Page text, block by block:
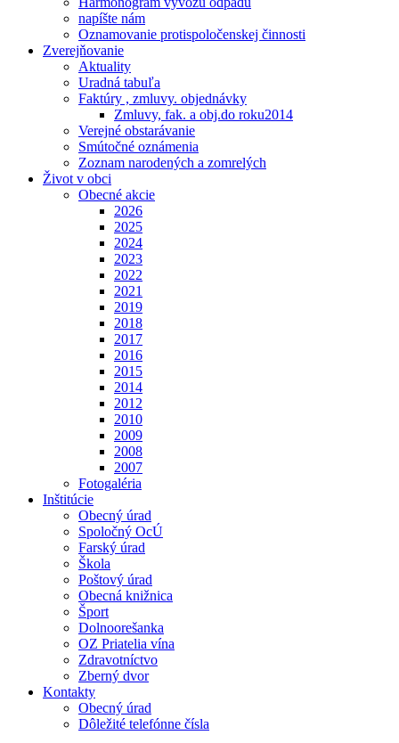
napíšte nám
Oznamovanie protispoločenskej činnosti
Zverejňovanie
Aktuality
Uradná tabuľa
Faktúry , zmluvy. objednávky
Zmluvy, fak. a obj.do roku2014
Verejné obstarávanie
Smútočné oznámenia
Zoznam narodených a zomrelých
Život v obci
Obecné akcie
2026
2025
2024
2023
2022
2021
2019
2018
2017
2016
2015
2014
2012
2010
2009
2008
2007
Fotogaléria
Inštitúcie
Obecný úrad
Spoločný OcÚ
Farský úrad
Škola
Poštový úrad
Obecná knižnica
Šport
Dolnoorešanka
OZ Priatelia vína
Zdravotníctvo
Zberný dvor
Kontakty
Obecný úrad
Dôležité telefónne čísla